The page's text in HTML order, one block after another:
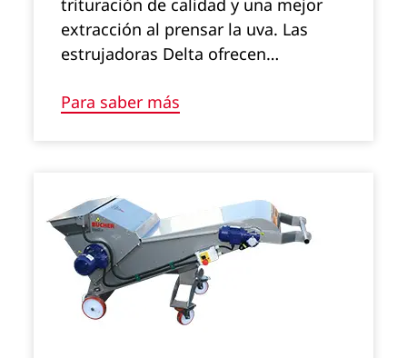
trituración de calidad y una mejor
extracción al prensar la uva. Las
estrujadoras Delta ofrecen…
Para saber más